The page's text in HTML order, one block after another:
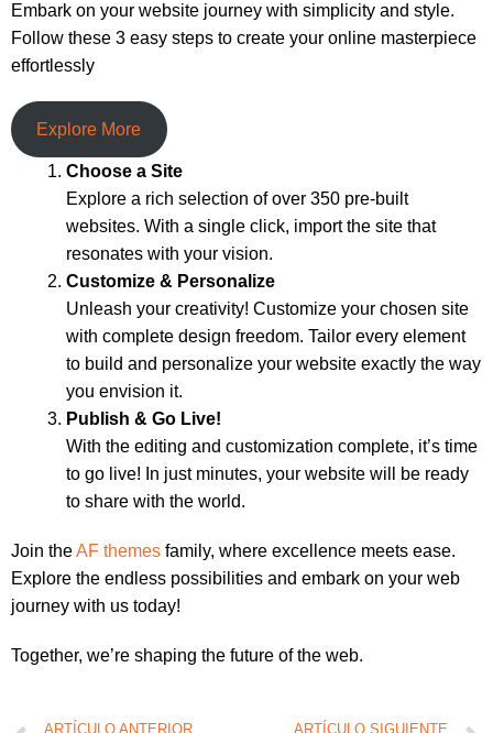
Embark on your website journey with simplicity and style.
Follow these 3 easy steps to create your online masterpiece
effortlessly
Explore More
Choose a Site
Explore a rich selection of over 350 pre-built
websites. With a single click, import the site that
resonates with your vision.
Customize & Personalize
Unleash your creativity! Customize your chosen site
with complete design freedom. Tailor every element
to build and personalize your website exactly the way
you envision it.
Publish & Go Live!
With the editing and customization complete, it’s time
to go live! In just minutes, your website will be ready
to share with the world.
Join theAF themes family, where excellence meets ease.
Explore the endless possibilities and embark on your web
journey with us today!
Together, we’re shaping the future of the web.
ARTÍCULO ANTERIOR ARTÍCULO SIGUIENTE